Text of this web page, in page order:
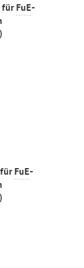
fürFuE-
FuE-